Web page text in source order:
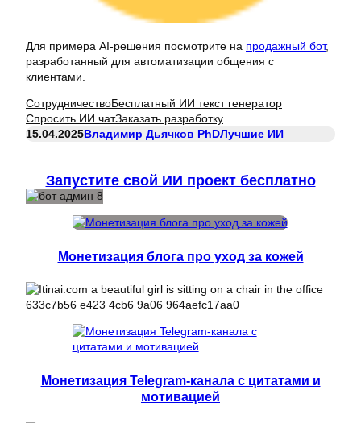
Для примера AI-решения посмотрите на продажный бот,
разработанный для автоматизации общения с
клиентами.
СотрудничествоБесплатный ИИ текст генератор
Спросить ИИ чатЗаказать разработку
15.04.2025Владимир Дьячков PhDЛучшие ИИ
Запустите свой ИИ проект бесплатно
Монетизация блога про уход за кожей
Монетизация Telegram-канала с цитатами и
мотивацией